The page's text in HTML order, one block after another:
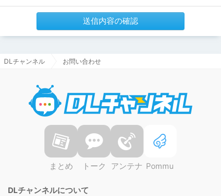
送信内容の確認
DLチャンネル お問い合わせ
まとめ トーク アンテナ Pommu
DLチャンネルについて